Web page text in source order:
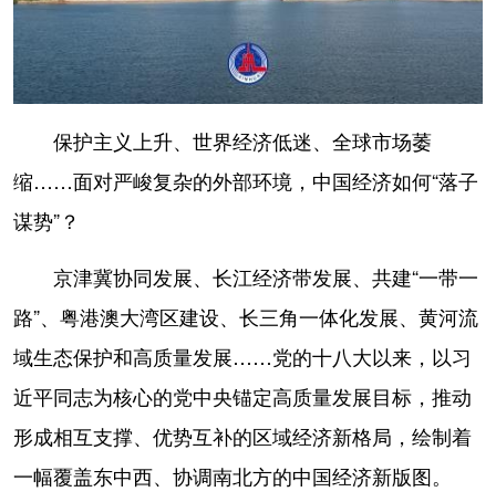
保护主义上升、世界经济低迷、全球市场萎
缩……面对严峻复杂的外部环境，中国经济如何“落子
谋势”？
京津冀协同发展、长江经济带发展、共建“一带一
路”、粤港澳大湾区建设、长三角一体化发展、黄河流
域生态保护和高质量发展……党的十八大以来，以习
近平同志为核心的党中央锚定高质量发展目标，推动
形成相互支撑、优势互补的区域经济新格局，绘制着
一幅覆盖东中西、协调南北方的中国经济新版图。